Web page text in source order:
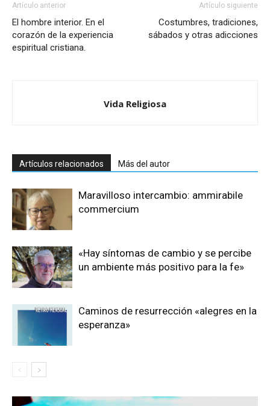
Artículo anterior
El hombre interior. En el
corazón de la experiencia
espiritual cristiana.
Artículo siguiente
Costumbres, tradiciones,
sábados y otras adicciones
Vida Religiosa
Artículos relacionados Más del autor
Maravilloso intercambio: ammirabile
commercium
«Hay síntomas de cambio y se percibe
un ambiente más positivo para la fe»
Caminos de resurrección «alegres en la
esperanza»